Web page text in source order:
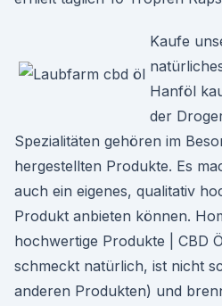
Kaufe
Hanföl
der
Spezialitäten gehören im
hergestellten Produkte. Es
auch ein eigenes, qualitativ
Produkt anbieten können.
hochwertige Produkte | CBD
schmeckt natürlich, ist nicht
anderen Produkten) und